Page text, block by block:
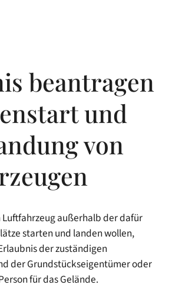
beantragen
und
von
Luftfahrzeug außerhalb der dafür
starten und landen wollen,
der zuständigen
der Grundstückseigentümer oder
für das Gelände.